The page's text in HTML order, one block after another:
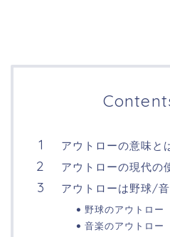
アウトローの意味と
アウトローの現代の
アウトローは野球/
野球のアウトロー
音楽のアウトロー